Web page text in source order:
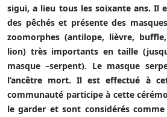
sigui, a lieu tous les soixante ans. Il
des pêchés et présente des
zoomorphes (antilope, lièvre,
lion) très importants en taille
masque –serpent). Le masque
l’ancêtre mort. Il est effectué à
communauté participe à cette
le garder et sont considérés comme